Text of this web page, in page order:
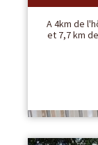
A 4km de
et 7,7 km